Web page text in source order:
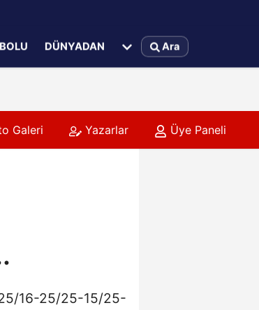
DÜNYADAN Ara
Galeri Yazarlar Üye Paneli
16-25/25-15/25-